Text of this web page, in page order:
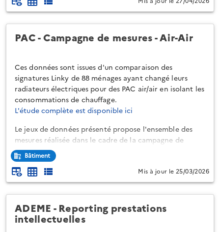
la qualité d’air intérieur,
le confort thermique d’été
Pour ce trava...
PAC - Campagne de mesures - Air-Air
Ces données sont issues d'un comparaison des
signatures Linky de 88 ménages ayant changé leurs
radiateurs électriques pour des PAC air/air en isolant les
consommations de chauffage.
L'étude complète est disponible ici
Le jeux de données présenté propose l'ensemble des
mesures réalisée dans le cadre de la campagne de
mesurepour un logement
du pas de temps défini pour cette campagne (journée),
nous avons décidé de vous proposer les données
complètes (pour toute la durée de la campagne et pour
les 89 logements) sous la forme d'un
fichier compressé disponible ici.
Nou...
Bâtiment
Mis à jour le 25/03/2026
ADEME - Reporting prestations
intellectuelles